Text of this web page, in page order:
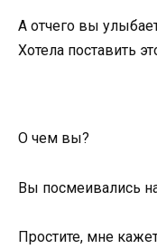
А отчего вы
Хотела поставить
О чем вы?
Вы посмеивались
Простите, мне